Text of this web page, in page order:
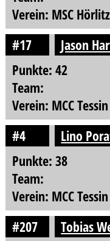
Verein: MSC
#17
Jason
Punkte: 42
Team:
Verein: MCC
#4
Lino
Punkte: 38
Team:
Verein: MCC
#207
Tobias